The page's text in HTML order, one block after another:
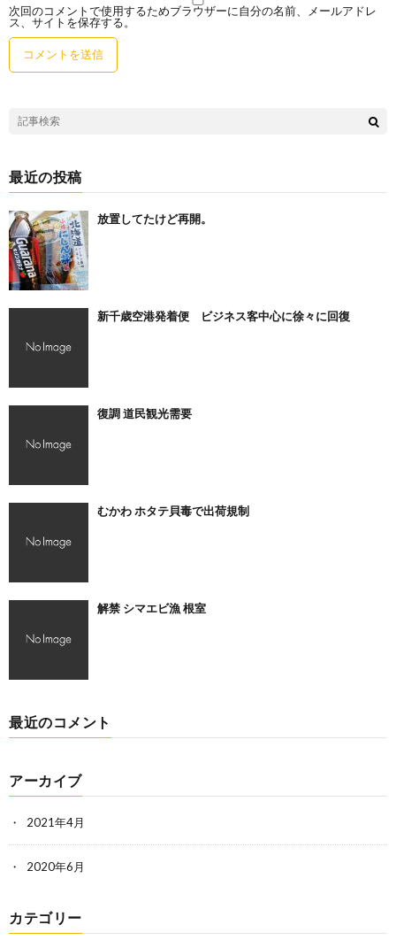
次回のコメントで使用するためブラウザーに自分の名前、メールアドレ
ス、サイトを保存する。
最近の投稿
放置してたけど再開。
新千歳空港発着便 ビジネス客中心に徐々に回復
復調 道民観光需要
むかわ ホタテ貝毒で出荷規制
解禁 シマエビ漁 根室
最近のコメント
アーカイブ
2021年4月
2020年6月
カテゴリー